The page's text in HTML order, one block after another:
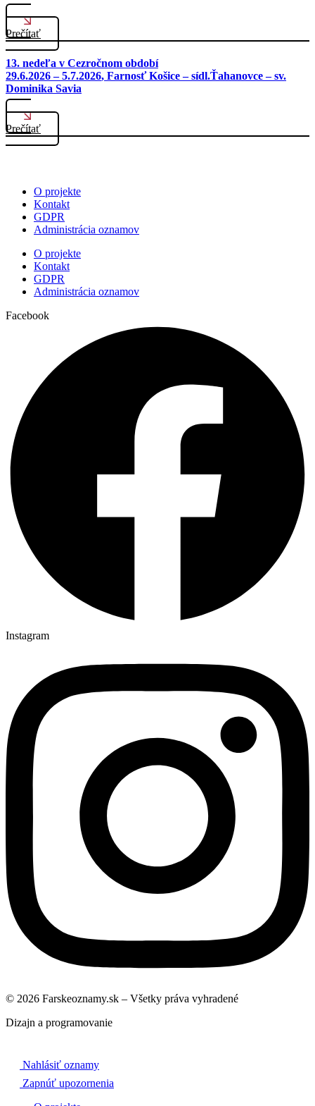
Prečítať
13. nedeľa v Cezročnom období
29.6.2026 – 5.7.2026, Farnosť Košice – sídl.Ťahanovce – sv.
Dominika Savia
Prečítať
O projekte
Kontakt
GDPR
Administrácia oznamov
O projekte
Kontakt
GDPR
Administrácia oznamov
Facebook
Instagram
© 2026 Farskeoznamy.sk – Všetky práva vyhradené
Dizajn a programovanie
Nahlásiť oznamy
Zapnúť upozornenia